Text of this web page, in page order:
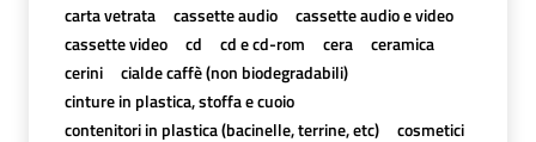
carta vetrata
cassette audio
cassette audio e video
cassette video
cd cd e cd-rom cera
ceramica
cerini
cialde caffè (non biodegradabili)
cinture in plastica, stoffa e cuoio
contenitori in plastica (bacinelle, terrine, etc)
cosmetici